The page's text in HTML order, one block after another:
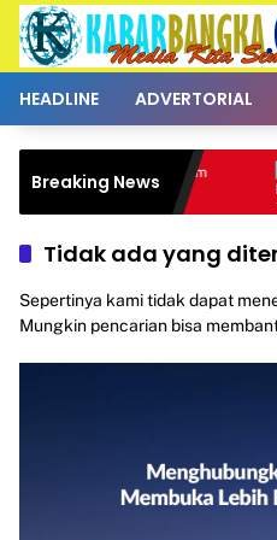
Langsung
konten
HEADLINE ADVERTORIAL
Breaking News
Kawal Program
Tidak ada yang
Sepertinya kami tidak dapat
Mungkin pencarian bisa